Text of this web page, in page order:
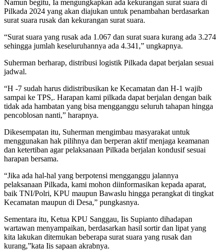
Namun begitu, Ia mengungkapkan ada kekurangan surat suara di
Pilkada 2024 yang akan diajukan untuk penambahan berdasarkan
surat suara rusak dan kekurangan surat suara.
“Surat suara yang rusak ada 1.067 dan surat suara kurang ada 3.274
sehingga jumlah keseluruhannya ada 4.341,” ungkapnya.
Suherman berharap, distribusi logistik Pilkada dapat berjalan sesuai
jadwal.
“H -7 sudah harus didistribusikan ke Kecamatan dan H-1 wajib
sampai ke TPS,. Harapan kami pilkada dapat berjalan dengan baik
tidak ada hambatan yang bisa mengganggu seluruh tahapan hingga
pencoblosan nanti,” harapnya.
Dikesempatan itu, Suherman mengimbau masyarakat untuk
menggunakan hak pilihnya dan berperan aktif menjaga keamanan
dan ketertiban agar pelaksanaan Pilkada berjalan kondusif sesuai
harapan bersama.
“Jika ada hal-hal yang berpotensi mengganggu jalannya
pelaksanaan Pilkada, kami mohon diinformasikan kepada aparat,
baik TNI/Polri, KPU maupun Bawaslu hingga perangkat di tingkat
Kecamatan maupun di Desa,” pungkasnya.
Sementara itu, Ketua KPU Sanggau, Iis Supianto dihadapan
wartawan menyampaikan, berdasarkan hasil sortir dan lipat yang
kita lakukan ditemukan beberapa surat suara yang rusak dan
kurang,”kata Iis sapaan akrabnya.